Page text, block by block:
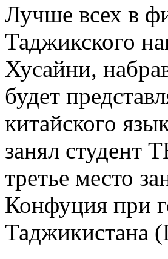
Лучше всех в
Таджикского
Хусайни,
будет
китайского
занял студент
третье место
Конфуция при